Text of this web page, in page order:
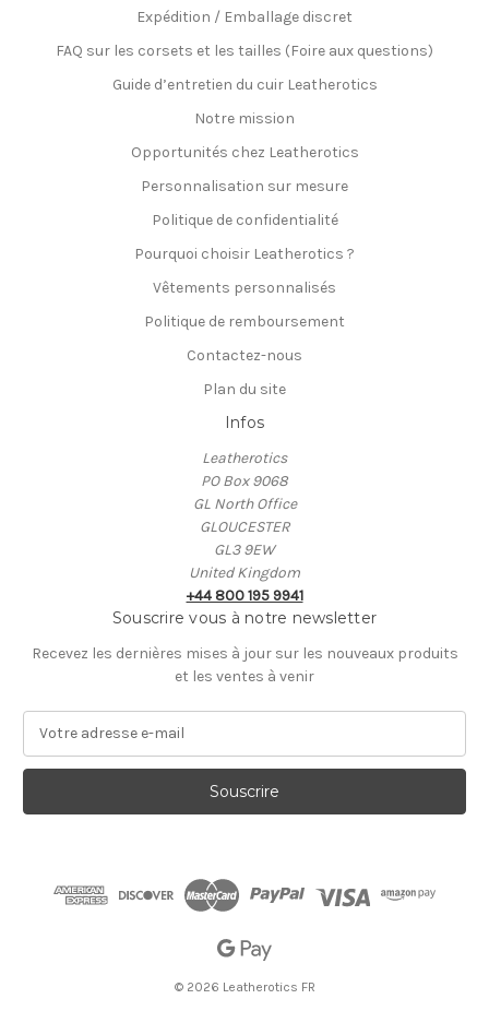
Expédition / Emballage discret
FAQ sur les corsets et les tailles (Foire aux questions)
Guide d’entretien du cuir Leatherotics
Notre mission
Opportunités chez Leatherotics
Personnalisation sur mesure
Politique de confidentialité
Pourquoi choisir Leatherotics ?
Vêtements personnalisés
Politique de remboursement
Contactez-nous
Plan du site
Infos
Leatherotics
PO Box 9068
GL North Office
GLOUCESTER
GL3 9EW
United Kingdom
+44 800 195 9941
Souscrire vous à notre newsletter
Recevez les dernières mises à jour sur les nouveaux produits
et les ventes à venir
r
s
© 2026 Leatherotics FR